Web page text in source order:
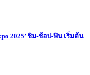
2025’ ชิม-ช้อป-ฟิน เริ่มต้น